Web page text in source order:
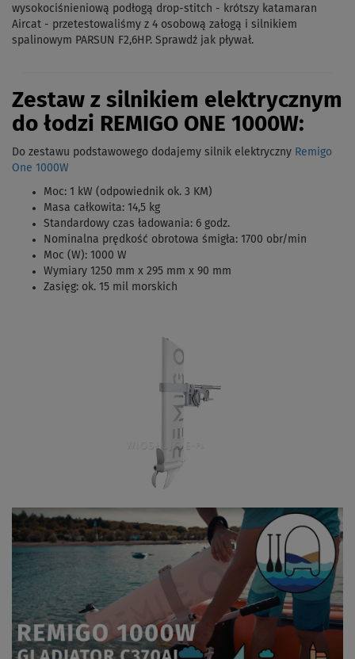
wysokociśnieniową podłogą drop-stitch - krótszy katamaran
Aircat - przetestowaliśmy z 4 osobową załogą i silnikiem
spalinowym PARSUN F2,6HP. Sprawdź jak pływał.
Zestaw z silnikiem elektrycznym
do łodzi REMIGO ONE 1000W:
Do zestawu podstawowego dodajemy silnik elektryczny Remigo
One 1000W
Moc: 1 kW (odpowiednik ok. 3 KM)
Masa całkowita: 14,5 kg
Standardowy czas ładowania: 6 godz.
Nominalna prędkość obrotowa śmigła: 1700 obr/min
Moc (W): 1000 W
Wymiary 1250 mm x 295 mm x 90 mm
Zasięg: ok. 15 mil morskich